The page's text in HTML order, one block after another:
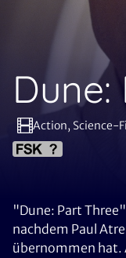
Action, Science-
"Dune: Part
nachdem Paul
übernommen hat.